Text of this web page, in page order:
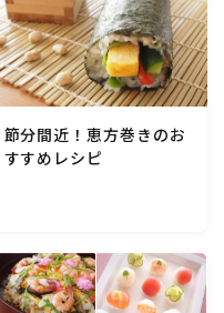
節分間近！恵方巻きのお
すすめレシピ